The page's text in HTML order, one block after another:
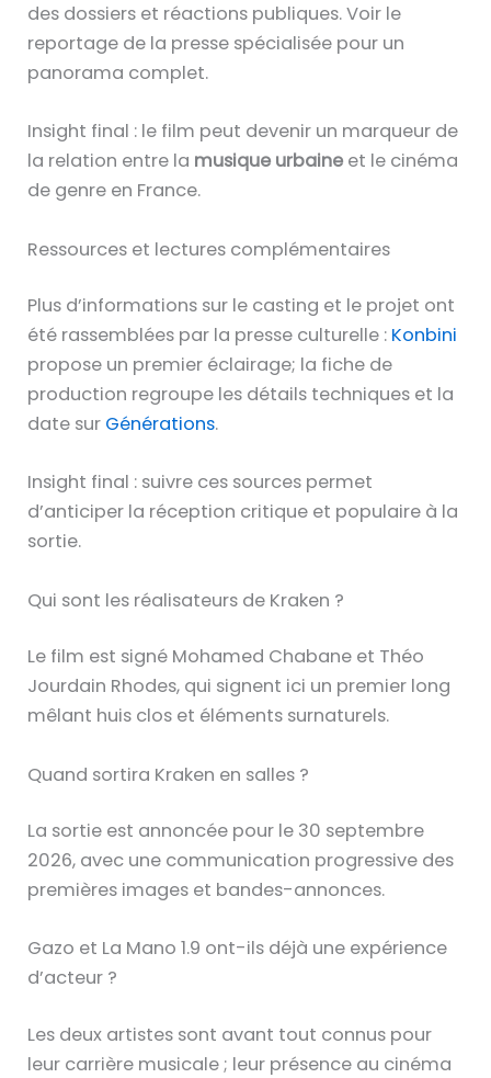
des dossiers et réactions publiques. Voir le
reportage de la presse spécialisée pour un
panorama complet.
Insight final : le film peut devenir un marqueur de
la relation entre la musique urbaine et le cinéma
de genre en France.
Ressources et lectures complémentaires
Plus d’informations sur le casting et le projet ont
été rassemblées par la presse culturelle : Konbini
propose un premier éclairage; la fiche de
production regroupe les détails techniques et la
date sur Générations.
Insight final : suivre ces sources permet
d’anticiper la réception critique et populaire à la
sortie.
Qui sont les réalisateurs de Kraken ?
Le film est signé Mohamed Chabane et Théo
Jourdain Rhodes, qui signent ici un premier long
mêlant huis clos et éléments surnaturels.
Quand sortira Kraken en salles ?
La sortie est annoncée pour le 30 septembre
2026, avec une communication progressive des
premières images et bandes-annonces.
Gazo et La Mano 1.9 ont-ils déjà une expérience
d’acteur ?
Les deux artistes sont avant tout connus pour
leur carrière musicale ; leur présence au cinéma